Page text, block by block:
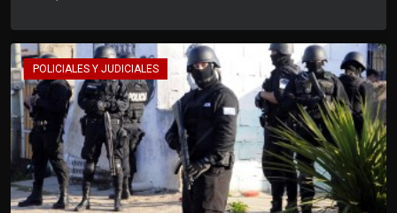
POLICIALES Y JUDICIALES